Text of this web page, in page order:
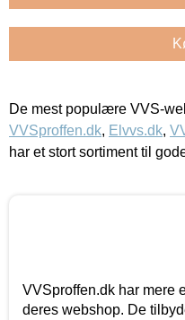
De mest populære VVS-
VVSproffen.dk, Elvvs.dk,
har et stort sortiment til
VVSproffen.dk har mere
deres webshop. De